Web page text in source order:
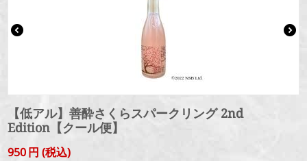
【低アル】善酔さくらスパークリング 2nd
Edition【クール便】
950円 (税込)